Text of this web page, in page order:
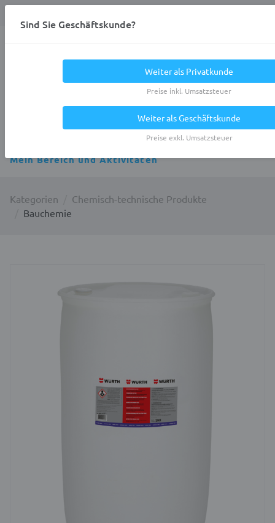
Mein Bereich und Aktivitäten
Kategorien
Chemisch-technische Produkte
Bauchemie
Sind Sie Geschäftskunde?
Weiter als Privatkunde
Preise inkl. Umsatzsteuer
Weiter als Geschäftskunde
Preise exkl. Umsatzsteuer